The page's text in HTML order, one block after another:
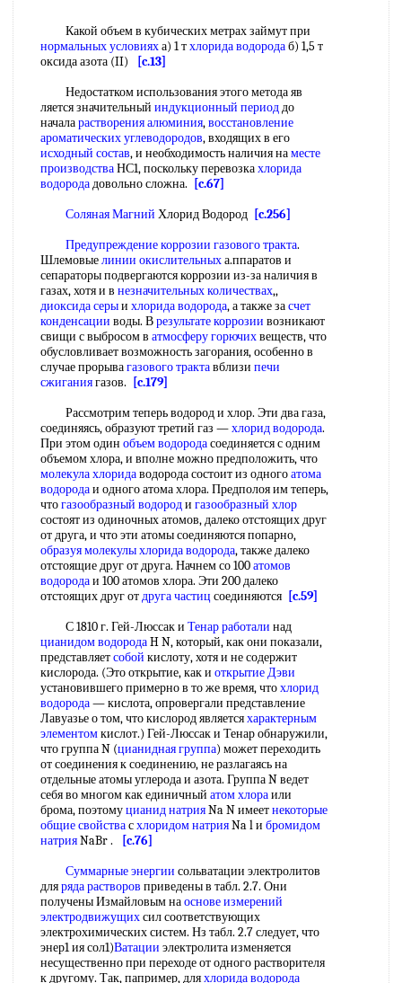
Какой объем в кубических метрах займут при
нормальных условияха) 1 тхлорида водородаб) 1,5 т
оксида азота (II)
[c.13]
Недостатком использования этого метода яв
ляется значительный индукционный периоддо
началарастворения алюминия,восстановление
ароматических углеводородов, входящих в его
исходный состав, и необходимость наличия наместе
производстваНС1, поскольку перевозкахлорида
водородадовольно сложна.
[c.67]
Соляная Магний Хлорид Водород [c.256]
Предупреждение коррозии газового тракта.
Шлемовыелинии окислительныха.ппаратов и
сепараторы подвергаются коррозии из-за наличия в
газах, хотя и в незначительных количествах,,
диоксида серыи хлорида водорода, а также засчет
конденсации воды. Врезультате коррозии возникают
свищи с выбросом в атмосферу горючихвеществ, что
обусловливает возможность загорания, особенно в
случае прорывагазового трактавблизи печи
сжиганиягазов.
[c.179]
Рассмотрим теперь водород и хлор. Эти два газа,
соединяясь, образуют третий газ —хлорид водорода.
При этом один объем водородасоединяется с одним
объемом хлора, и вполне можно предположить, что
молекула хлоридаводорода состоит из одногоатома
водородаи одного атома хлора. Предполоя им теперь,
чтогазообразный водороди газообразный хлор
состоят из одиночных атомов, далеко отстоящих друг
от друга, и что эти атомы соединяются попарно,
образуя молекулыхлорида водорода, также далеко
отстоящие друг от друга. Начнем со 100атомов
водородаи 100 атомов хлора. Эти 200 далеко
отстоящих друг отдруга частиц соединяются [c.59]
С 1810 г. Гей-Люссак и Тенар работали над
цианидом водородаH N, который, как они показали,
представляетсобой кислоту, хотя и не содержит
кислорода. (Это открытие, как и открытие Дэви
установившего примерно в то же время, чтохлорид
водорода— кислота, опровергали представление
Лавуазье о том, что кислород являетсяхарактерным
элементомкислот.) Гей-Люссак и Тенар обнаружили,
что группа N (цианидная группа) может переходить
от соединения к соединению, не разлагаясь на
отдельные атомы углерода и азота. Группа N ведет
себя во многом как единичный атом хлораили
брома, поэтомуцианид натрияNa N имеетнекоторые
общие свойствасхлоридом натрияNa l и бромидом
натрияNaBr .
[c.76]
Суммарные энергии сольватации электролитов
дляряда растворов приведены в табл. 2.7. Они
получены Измайловым наоснове измерений
электродвижущихсил соответствующих
электрохимических систем. Нз табл. 2.7 следует, что
энер1 ия сол1)Ватации электролита изменяется
несущественно при переходе от одного растворителя
к другому. Так, папример, дляхлорида водорода